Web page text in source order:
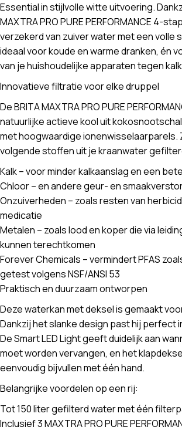
Essential in stijlvolle witte uitvoering.
MAXTRA PRO PURE PERFORMANCE 4-
verzekerd van zuiver water met een volle
ideaal voor koude en warme dranken, én
van je huishoudelijke apparaten tegen
Innovatieve filtratie voor elke druppel
De BRITA MAXTRA PRO PURE
natuurlijke actieve kool uit
met hoogwaardige ionenwisselaarparels.
volgende stoffen uit je kraanwater
Kalk – voor minder kalkaanslag en een
Chloor – en andere geur- en
Onzuiverheden – zoals resten van
medicatie
Metalen – zoals lood en koper die via
kunnen terechtkomen
Forever Chemicals – vermindert PFAS
getest volgens NSF/ANSI 53
Praktisch en duurzaam ontworpen
Deze waterkan met deksel is gemaakt
Dankzij het slanke design past hij perfect
De Smart LED Light geeft duidelijk aan
moet worden vervangen, en het
eenvoudig bijvullen met één hand.
Belangrijke voordelen op een rij:
Tot 150 liter gefilterd water met één
Inclusief 3 MAXTRA PRO PURE